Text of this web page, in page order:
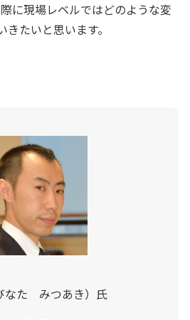
に現場レベルではどのような変
たいと思います。
なた みつあき）氏